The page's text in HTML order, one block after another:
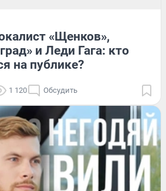
«Щенков»,
и Леди Гага: кто
на публике?
1 120 Обсудить